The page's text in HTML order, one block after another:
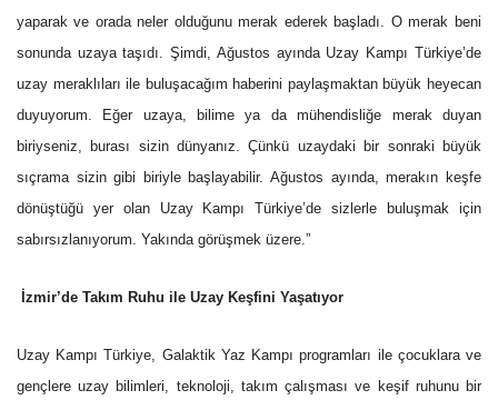
yaparak ve orada neler olduğunu merak ederek başladı. O merak beni
sonunda uzaya taşıdı. Şimdi, Ağustos ayında Uzay Kampı Türkiye’de
uzay meraklıları ile buluşacağım haberini paylaşmaktan büyük heyecan
duyuyorum. Eğer uzaya, bilime ya da mühendisliğe merak duyan
biriyseniz, burası sizin dünyanız. Çünkü uzaydaki bir sonraki büyük
sıçrama sizin gibi biriyle başlayabilir. Ağustos ayında, merakın keşfe
dönüştüğü yer olan Uzay Kampı Türkiye’de sizlerle buluşmak için
sabırsızlanıyorum. Yakında görüşmek üzere.”
İzmir’de Takım Ruhu ile Uzay Keşfini Yaşatıyor
Uzay Kampı Türkiye, Galaktik Yaz Kampı programları ile çocuklara ve
gençlere uzay bilimleri, teknoloji, takım çalışması ve keşif ruhunu bir